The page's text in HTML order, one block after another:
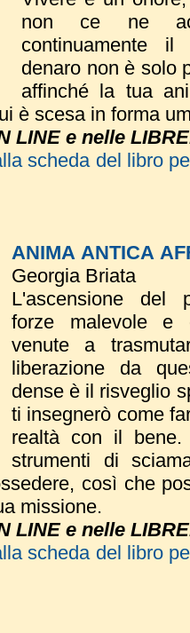
non ce ne
continuamente
denaro non è solo
affinché la tua
è scesa in forma
LINE e nelle
scheda del libro
ANIMA ANTICA
Georgia Briata
L'ascensione del
forze malevole e
venute a
liberazione da
dense è il risveglio
ti insegnerò come
realtà con il
strumenti di
così che
missione.
LINE e nelle
scheda del libro